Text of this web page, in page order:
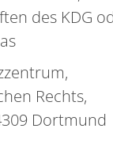
des KDG
Rechts,
Dortmund